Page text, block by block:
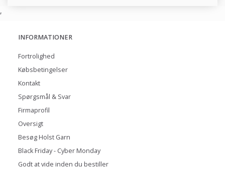
,
INFORMATIONER
Fortrolighed
Købsbetingelser
Kontakt
Spørgsmål & Svar
Firmaprofil
Oversigt
Besøg Holst Garn
Black Friday - Cyber Monday
Godt at vide inden du bestiller